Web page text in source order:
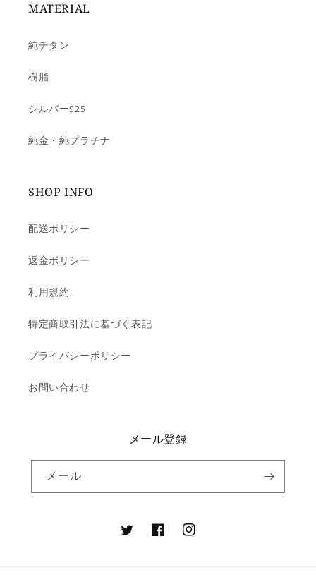
MATERIAL
純チタン
樹脂
シルバー925
純金・純プラチナ
SHOP INFO
配送ポリシー
返金ポリシー
利用規約
特定商取引法に基づく表記
プライバシーポリシー
お問い合わせ
メール登録
メール
TwitterFacebookInstagram